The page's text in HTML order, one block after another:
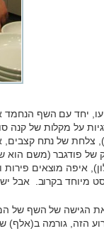
יחד עם השף הנחמד
על מקלות של קנה
צלחת של נתח
של פודגבר (משם הוא
איפה מוצאים פירות
מיוחד בקרוב. אבל יש
הגישה של השף של
הזה, גורמה